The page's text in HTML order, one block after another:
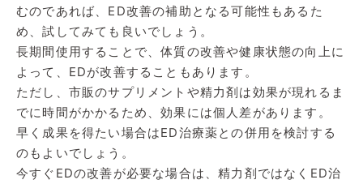
むのであれば、ED改善の補助となる可能性もあるた
め、試してみても良いでしょう。
長期間使用することで、体質の改善や健康状態の向上に
よって、EDが改善することもあります。
ただし、市販のサプリメントや精力剤は効果が現れるま
でに時間がかかるため、効果には個人差があります。
早く成果を得たい場合はED治療薬との併用を検討する
のもよいでしょう。
今すぐEDの改善が必要な場合は、精力剤ではなくED治